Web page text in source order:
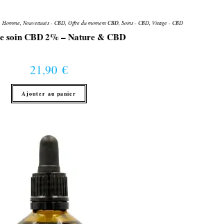
Homme Nouveautés - CBD Offre du moment CBD Soins - CBD Visage - CBD
soin CBD 2% – Nature & CBD
21,90 €
Ajouter au panier